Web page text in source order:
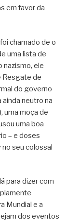
em favor da
chamado de o
uma lista de
ele
Resgate de
do governo
neutro na
uma moça de
uma boa
– e doses
no seu colossal
para dizer com
Mundial e a
dos eventos